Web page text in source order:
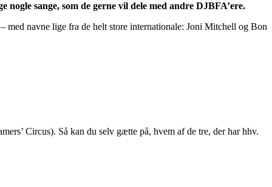
sange, som de gerne vil dele med andre DJBFA’ere.
med navne lige fra de helt store internationale: Joni Mitchell og Bon
Circus). Så kan du selv gætte på, hvem af de tre, der har hhv.